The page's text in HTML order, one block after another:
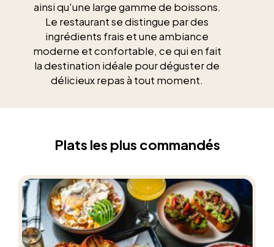
ainsi qu'une large gamme de boissons.
Le restaurant se distingue par des
ingrédients frais et une ambiance
moderne et confortable, ce qui en fait
la destination idéale pour déguster de
délicieux repas à tout moment.
Plats les plus commandés